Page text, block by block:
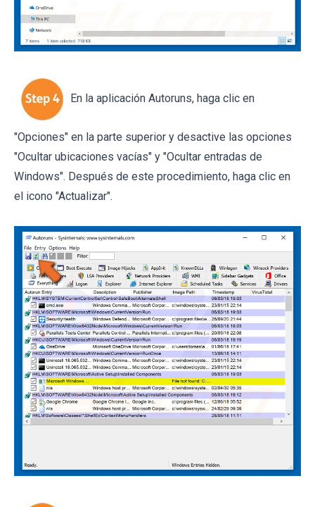
En la aplicación Autoruns, haga clic en
"Opciones" en la parte superior y desactive las opciones
"Ocultar ubicaciones vacías" y "Ocultar entradas de
Windows". Después de este procedimiento, haga clic en
el icono "Actualizar".